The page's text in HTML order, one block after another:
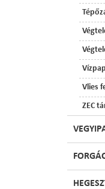
Vlies
ZEC